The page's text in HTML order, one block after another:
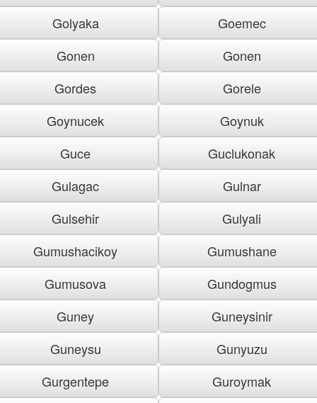
Golyaka
Goemec
Gonen
Gonen
Gordes
Gorele
Goynucek
Goynuk
Guce
Guclukonak
Gulagac
Gulnar
Gulsehir
Gulyali
Gumushacikoy
Gumushane
Gumusova
Gundogmus
Guney
Guneysinir
Guneysu
Gunyuzu
Gurgentepe
Guroymak